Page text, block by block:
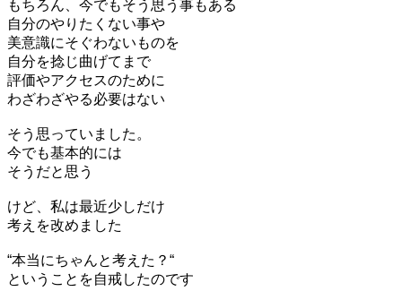
もちろん、今でもそう思う事もある
自分のやりたくない事や
美意識にそぐわないものを
自分を捻じ曲げてまで
評価やアクセスのために
わざわざやる必要はない
そう思っていました。
今でも基本的には
そうだと思う
けど、私は最近少しだけ
考えを改めました
“本当にちゃんと考えた？“
ということを自戒したのです